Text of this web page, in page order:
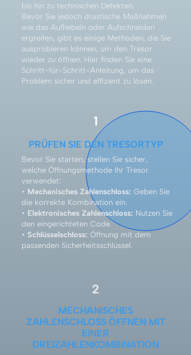
bis hin zu technischen Defekten.
Bevor Sie jedoch drastische Maßnahmen
wie das Aufhebeln oder Aufschneiden
ergreifen, gibt es einige Methoden, die Sie
ausprobieren können, um den Tresor
wieder zu öffnen. Hier finden Sie eine
Schritt-für-Schritt-Anleitung, um das
Problem sicher und effizient zu lösen.
1
PRÜFEN SIE DEN TRESORTYP
Bevor Sie starten, stellen Sie sicher,
welche Öffnungsmethode Ihr Tresor
verwendet:
• Mechanisches Zahlenschloss: Geben Sie
die korrekte Kombination ein.
• Elektronisches Zahlenschloss: Nutzen Sie
den eingerichteten Code.
• Schlüsselschloss: Öffnung mit dem
passenden Sicherheitsschlüssel.
2
MECHANISCHES
ZAHLENSCHLOSS ÖFFNEN MIT
EINER
DREIZAHLENKOMBINATION